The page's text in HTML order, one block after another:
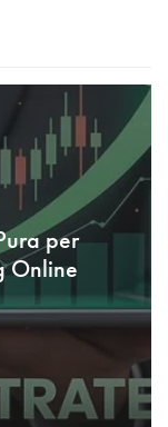
per
Online